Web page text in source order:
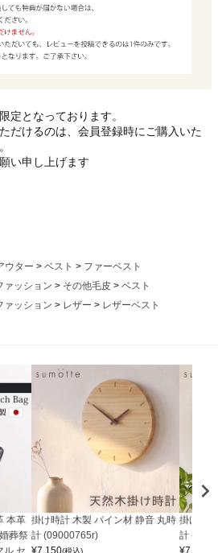
定となっております。
だけるのは、会員登録時にご購入いた
い申し上げます
ウター ベスト
ファーベスト
ァッション その他毛皮
ベスト
ァッション レザー レザーベスト
本革
葬祭
ル セ
掛け時計 木製 パイン材 静音 丸時
計 (09000765r)
¥7,150(税込)
掛け時
計
¥7,150